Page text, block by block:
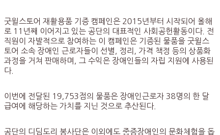
굿윌스토어 재활용품 기증 캠페인은 2015년부터 시작되어 올해
로 11년째 이어지고 있는 공단의 대표적인 사회공헌활동이다. 전
직원이 자발적으로 참여하는 이 캠페인은 기증된 물품을 굿윌스
토어 소속 장애인 근로자들이 선별, 정리, 가격 책정 등의 상품화
과정을 거쳐 판매하며, 그 수익은 장애인들의 자립 지원에 사용된
다.
이번에 전달된 19,753점의 물품은 장애인근로자 38명의 한 달
급여에 해당하는 가치를 지닌 것으로 추산된다.
공단의 디딤도리 봉사단은 이외에도 중증장애인의 문화체험을 돕